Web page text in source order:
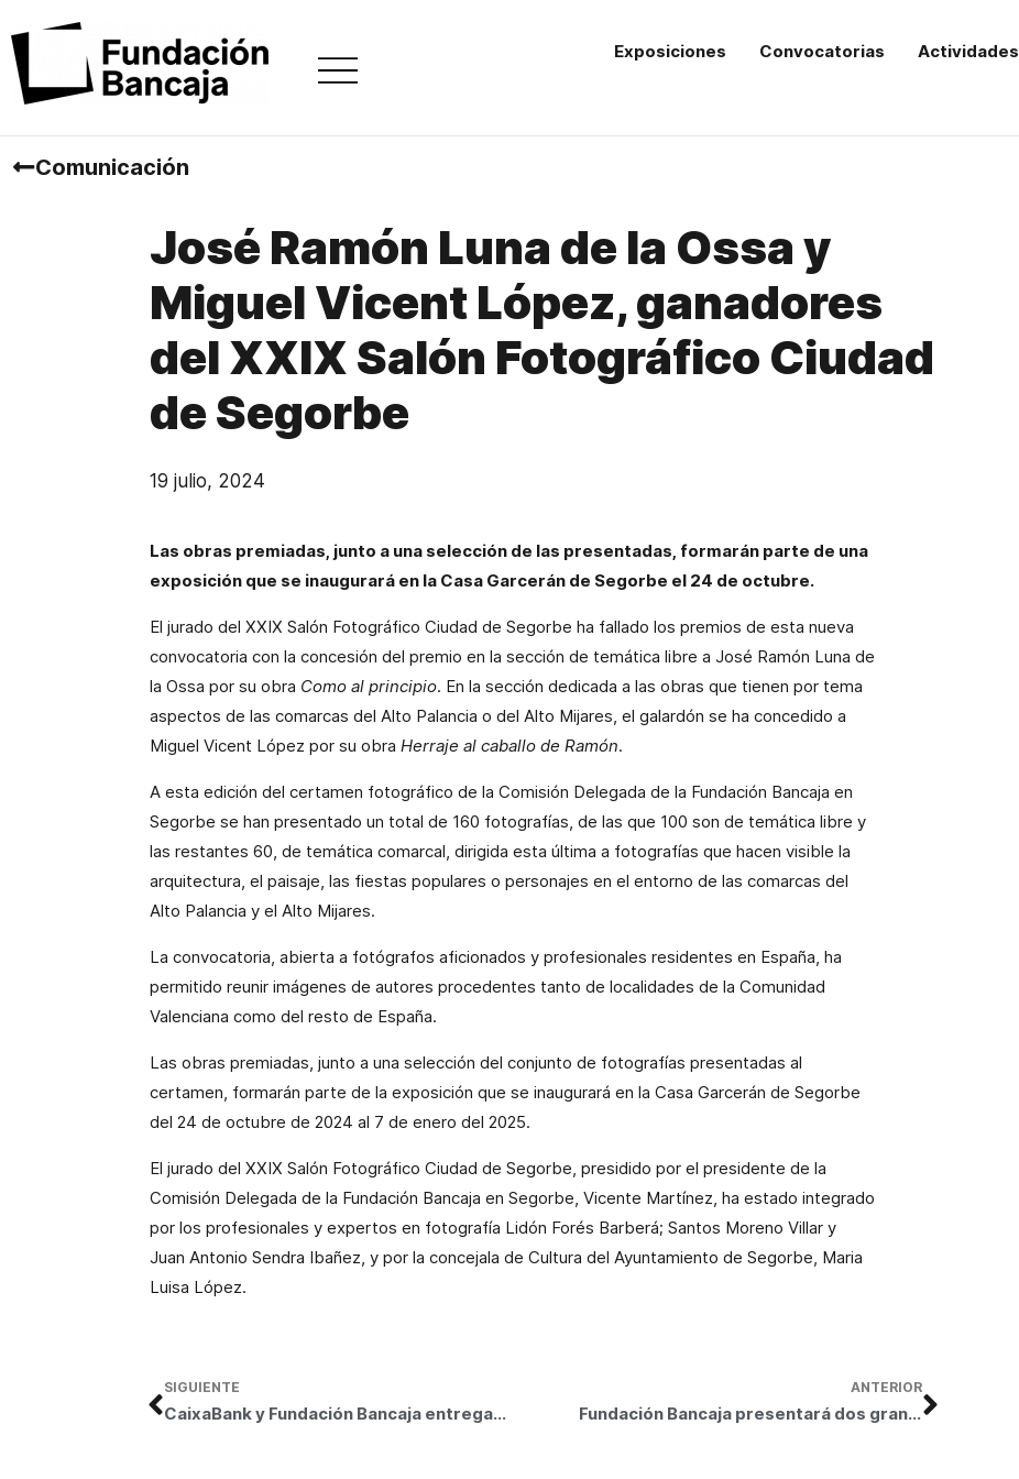
Exposiciones Convocatorias Actividades
Comunicación
José Ramón Luna de la Ossa y
Miguel Vicent López, ganadores
del XXIX Salón Fotográfico Ciudad
de Segorbe
19 julio, 2024
Las obras premiadas, junto a una selección de las presentadas, formarán parte de una
exposición que se inaugurará en la Casa Garcerán de Segorbe el 24 de octubre.
El jurado del XXIX Salón Fotográfico Ciudad de Segorbe ha fallado los premios de esta nueva
convocatoria con la concesión del premio en la sección de temática libre a José Ramón Luna de
la Ossa por su obra Como al principio. En la sección dedicada a las obras que tienen por tema
aspectos de las comarcas del Alto Palancia o del Alto Mijares, el galardón se ha concedido a
Miguel Vicent López por su obra Herraje al caballo de Ramón.
A esta edición del certamen fotográfico de la Comisión Delegada de la Fundación Bancaja en
Segorbe se han presentado un total de 160 fotografías, de las que 100 son de temática libre y
las restantes 60, de temática comarcal, dirigida esta última a fotografías que hacen visible la
arquitectura, el paisaje, las fiestas populares o personajes en el entorno de las comarcas del
Alto Palancia y el Alto Mijares.
La convocatoria, abierta a fotógrafos aficionados y profesionales residentes en España, ha
permitido reunir imágenes de autores procedentes tanto de localidades de la Comunidad
Valenciana como del resto de España.
Las obras premiadas, junto a una selección del conjunto de fotografías presentadas al
certamen, formarán parte de la exposición que se inaugurará en la Casa Garcerán de Segorbe
del 24 de octubre de 2024 al 7 de enero del 2025.
El jurado del XXIX Salón Fotográfico Ciudad de Segorbe, presidido por el presidente de la
Comisión Delegada de la Fundación Bancaja en Segorbe, Vicente Martínez, ha estado integrado
por los profesionales y expertos en fotografía Lidón Forés Barberá; Santos Moreno Villar y
Juan Antonio Sendra Ibañez, y por la concejala de Cultura del Ayuntamiento de Segorbe, Maria
Luisa López.
ANTERIOR
Fundación Bancaja presentará dos grandes exposiciones de Pablo Picasso y Joaquín Sorolla el próximo otoño
SIGUIENTE
CaixaBank y Fundación Bancaja entregan ayudas a 21 proyectos de inclusión social y dependencia en la Comunitat Valenciana